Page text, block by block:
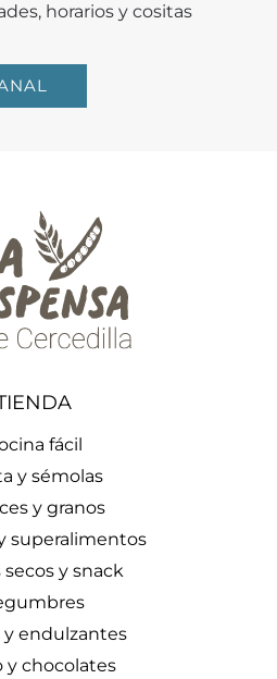
horarios y cositas
fácil
y sémolas
y granos
superalimentos
y snack
y endulzantes
y chocolates